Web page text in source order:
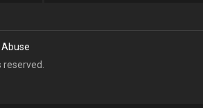
Abuse